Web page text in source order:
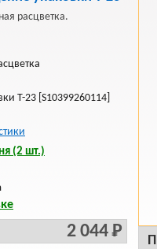
расцветка.
Т-23 [S10399260114]
(2 шт.)
2 044 Р